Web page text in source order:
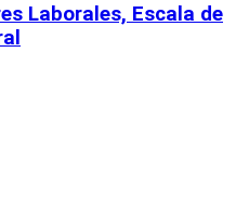
Laborales, Escala de